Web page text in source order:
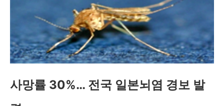
사망률 30%… 전국 일본뇌염 경보 발